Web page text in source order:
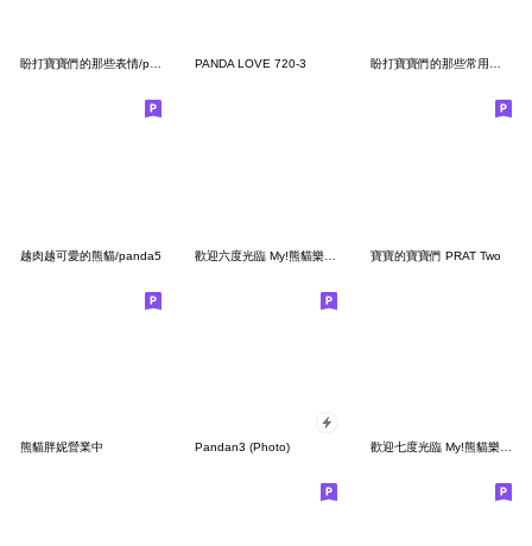
盼打寶寶們的那些表情/panda PANDA LOVE 720-3 盼打寶寶們的那些常用句/panda
越肉越可愛的熊貓/panda5 寶寶的寶寶們 PRAT Two
熊貓胖妮營業中 Pandan3 (Photo) 歡迎七度光臨 My!熊貓樂園 *Lucky 7